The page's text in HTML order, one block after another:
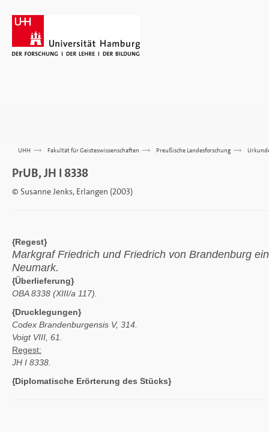
UHH >>> Fakultät für Geisteswissenschaften >>> Preußische Landesforschung >>>
PrUB, JH I 8338
© Susanne Jenks, Erlangen (2003)
{Regest}
Markgraf Friedrich und Friedrich von Brandenburg
Neumark.
{Überlieferung}
OBA 8338 (XIII/a 117).
{Drucklegungen}
Codex Brandenburgensis V, 314.
Voigt VIII, 61.
Regest:
JH I 8338.
{Diplomatische Erörterung des Stücks}